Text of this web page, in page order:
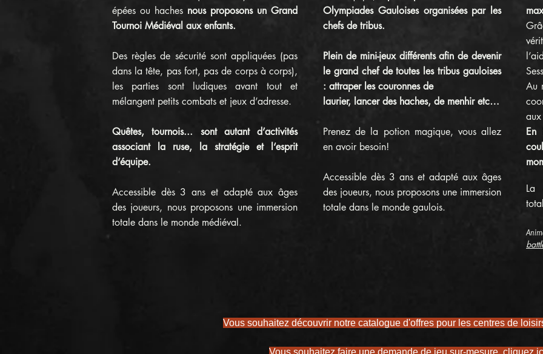
épées ou haches nous proposons un Grand
Tournoi Médiéval aux enfants.
Des règles de sécurité sont appliquées (pas
dans la tête, pas fort, pas de corps à corps),
les parties sont ludiques avant tout et
mélangent petits combats et jeux d’adresse.
Quêtes, tournois... sont autant d’activités
associant la ruse, la stratégie et l‘esprit
d‘équipe.
Accessible dès 3 ans et adapté aux âges
des joueurs, nous proposons une immersion
totale dans le monde médiéval.
Olympiades Gauloises organisées par les
chefs de tribus.
Plein de mini-jeux différents afin de devenir
le grand chef de toutes les tribus gauloises
: attraper les couronnes de
laurier, lancer des haches, de menhir etc…
Prenez de la potion magique, vous allez
en avoir besoin!
Accessible dès 3 ans et adapté aux âges
des joueurs, nous proposons une immersion
totale dans le monde gaulois.
Au
En
La
Vous souhaitez découvrir notre catalogue d'offres pour les centres de
Vous souhaitez faire une demande de jeu sur-mesure, cliquez